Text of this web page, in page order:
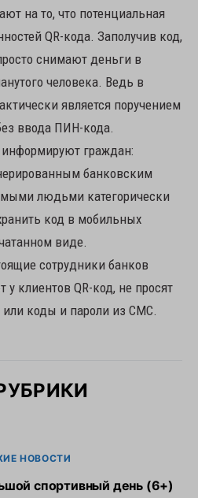
на то, что потенциальная
QR-кода. Заполучив код,
снимают деньги в
человека. Ведь в
является поручением
ввода ПИН-кода.
граждан:
банковским
людьми категорически
код в мобильных
виде.
сотрудники банков
клиентов QR-код, не просят
коды и пароли из СМС.
НОВОСТИ
спортивный день (6+)